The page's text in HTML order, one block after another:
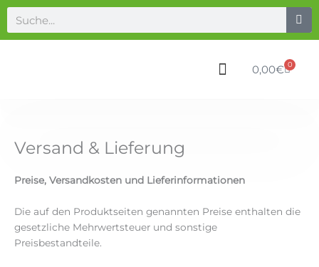
Zum
Inhalt
springen
Suche
0,00€ 0
Versand & Lieferung
Preise, Versandkosten und Lieferinformationen
Die auf den Produktseiten genannten Preise enthalten die
gesetzliche Mehrwertsteuer und sonstige
Preisbestandteile.